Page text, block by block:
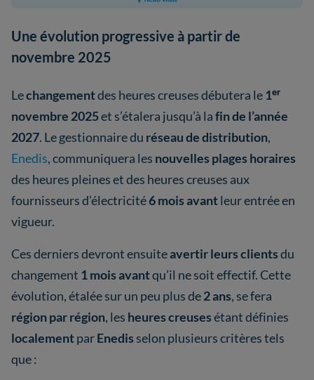
Une évolution progressive à partir de
novembre 2025
Lechangementdes heures creuses débutera le1ᵉʳ
novembre 2025et s’étalera jusqu’à lafin de l’année
2027. Le gestionnaire du réseau de distribution,
Enedis, communiquera les nouvelles plages horaires
des heures pleines et des heures creuses aux
fournisseurs d’électricité6 mois avantleur entrée en
vigueur.
Ces derniers devront ensuiteavertir leurs clientsdu
changement 1 mois avantqu’il ne soit effectif. Cette
évolution, étalée sur un peu plus de2 ans, se fera
région par région, les heures creusesétant définies
localementparEnedis selon plusieurs critères tels
que :